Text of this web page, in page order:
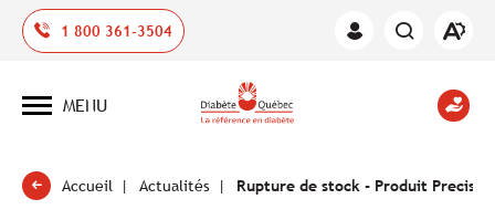
1 800 361-3504
Espace
Ouvrir
Ouvrir
site
MENU
Accueil Actualités Rupture de stock - Produit